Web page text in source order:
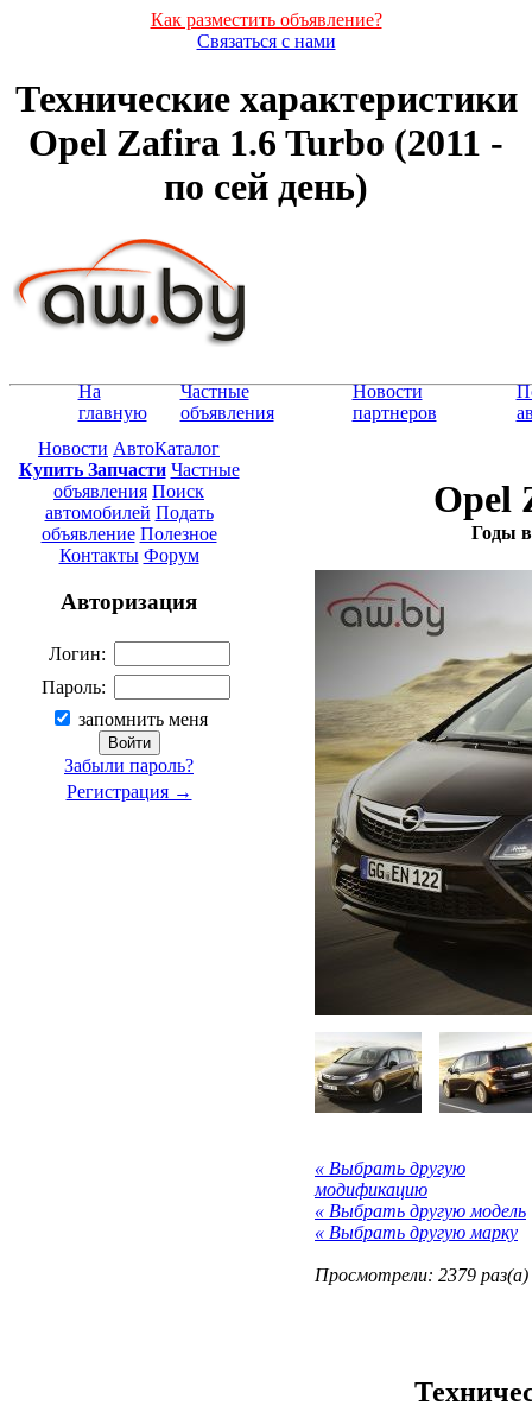
Как разместить объявление?
Связаться с нами
Технические характеристики
Opel Zafira 1.6 Turbo (2011 -
по сей день)
На
главную
Частные
объявления
Новости
партнеров
Новости АвтоКаталог
Купить Запчасти Частные
объявления Поиск
автомобилей Подать
объявление Полезное
Контакты Форум
Авторизация
Логин:
Пароль:
запомнить меня
Забыли пароль?
Регистрация →
Opel
Годы
« Выбрать другую
модификацию
« Выбрать другую модель
« Выбрать другую марку
Просмотрели: 2379 раз(а)